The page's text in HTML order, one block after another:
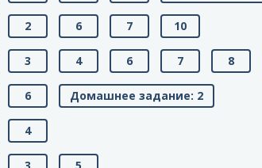
2 6 7 10
3 4 6 7 8
6 Домашнее задание: 2
4